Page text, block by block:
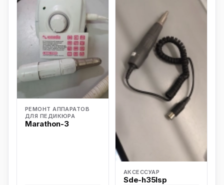
РЕМОНТ АППАРАТОВ
ДЛЯ ПЕДИКЮРА
Marathon-3
АКСЕССУАР
Sde-h35lsp